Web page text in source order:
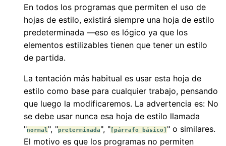
En todos los programas que permiten el uso de
hojas de estilo, existirá siempre una hoja de estilo
predeterminada —eso es lógico ya que los
elementos estilizables tienen que tener un estilo
de partida.
La tentación más habitual es usar esta hoja de
estilo como base para cualquier trabajo, pensando
que luego la modificaremos. La advertencia es: No
se debe usar nunca esa hoja de estilo llamada
"normal", "preterminada", " [párrafo básico] " o similares.
El motivo es que los programas no permiten